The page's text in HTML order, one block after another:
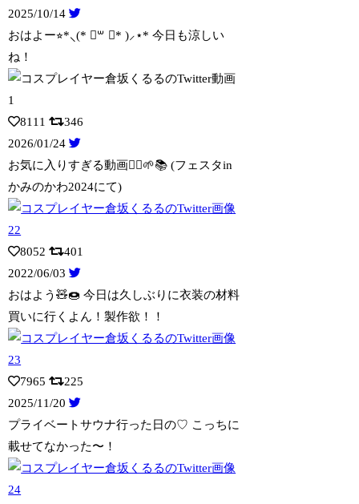
2025/10/14
おはよー⭐︎*⸜(* ॑꒳ ॑* )⸝⋆* 今日も涼しい
ね！
8111
346
2026/01/24
お気に入りすぎる動画🧝‍♀️🌱📚 (フェスタin
かみのかわ2024にて)
8052
401
2022/06/03
おはよう🧸🍩 今日は久しぶりに衣装の材料
買いに行くよん！製作欲！！
7965
225
2025/11/20
プライベートサウナ行った日の♡ こっちに
載せてなかった〜！